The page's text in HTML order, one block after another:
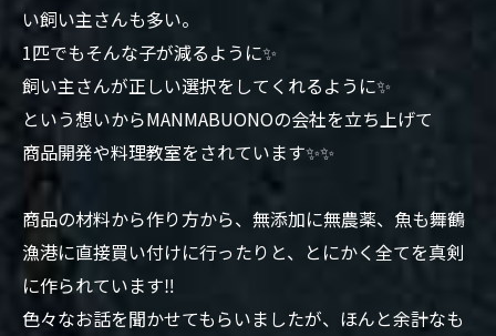
い飼い主さんも多い。
1匹でもそんな子が減るように✨
飼い主さんが正しい選択をしてくれるように✨
という想いからMANMABUONOの会社を立ち上げて
商品開発や料理教室をされています✨✨
商品の材料から作り方から、無添加に無農薬、魚も舞鶴
漁港に直接買い付けに行ったりと、とにかく全てを真剣
に作られています‼️
色々なお話を聞かせてもらいましたが、ほんと余計なも